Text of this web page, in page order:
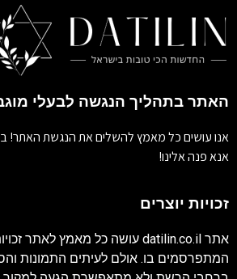
האתר בתהליך הנגשה לבעלי
אנו עושים כל מאמץ להשלים את הנגשת האתר!
אנא פנה אלינו!
זכויות יוצרים
אתר datilin.co.il עושה כל מאמץ לאתר
המתפרסמים בו. אולם לעיתים התמונות